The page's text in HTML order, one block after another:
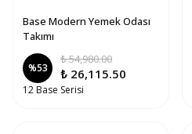
Base Modern Yemek Odası
Takımı
%53
₺ 54,980.00
₺ 26,115.50
12 Base Serisi